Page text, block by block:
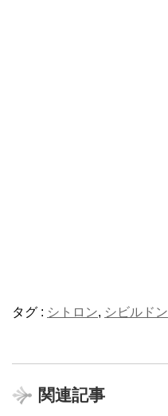
タグ : シトロン, シビルドン
関連記事